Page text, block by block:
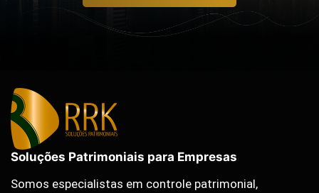
Soluções Patrimoniais para Empresas
Somos especialistas em controle patrimonial,